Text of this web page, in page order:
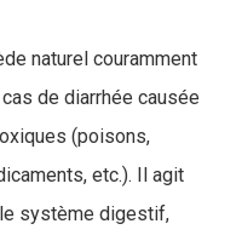
naturel couramment
de diarrhée causée
(poisons,
etc.). Il agit
système digestif,